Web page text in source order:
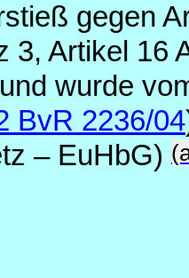
gegen
3, Artikel 16
wurde
BvR 2236/04
– EuHbG)